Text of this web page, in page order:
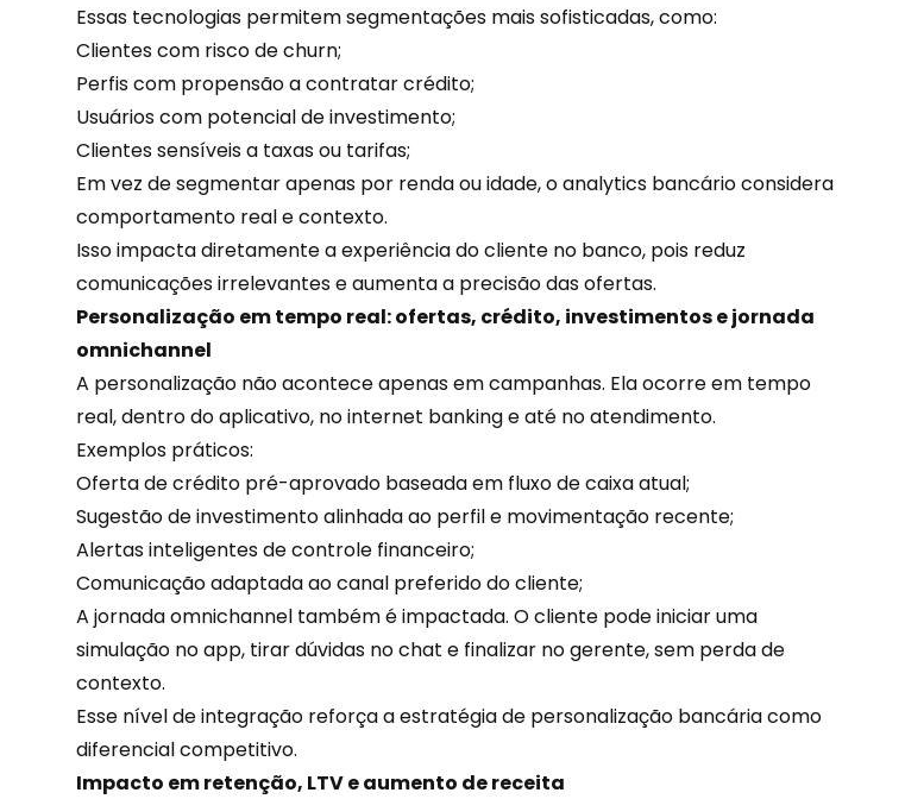
Essas tecnologias permitem segmentações mais sofisticadas, como:
Clientes com risco de churn;
Perfis com propensão a contratar crédito;
Usuários com potencial de investimento;
Clientes sensíveis a taxas ou tarifas;
Em vez de segmentar apenas por renda ou idade, o analytics bancário considera
comportamento real e contexto.
Isso impacta diretamente aexperiênciado cliente no banco, pois reduz
comunicações irrelevantes e aumenta a precisão das ofertas.
Personalização em tempo real: ofertas, crédito, investimentos e jornada
omnichannel
A personalização não acontece apenas em campanhas. Ela ocorre em tempo
real, dentro do aplicativo, no internet banking e até noatendimento.
Exemplos práticos:
Oferta de crédito pré-aprovado baseada em fluxo de caixa atual;
Sugestão de investimento alinhada ao perfil e movimentação recente;
Alertas inteligentes de controle financeiro;
Comunicação adaptada ao canal preferido do cliente;
A jornada omnichannel também é impactada. O cliente pode iniciar uma
simulação no app, tirar dúvidas no chat e finalizar no gerente, sem perda de
contexto.
Esse nível de integração reforça a estratégia de personalização bancária como
diferencial competitivo.
Impacto em retenção, LTV e aumento de receita